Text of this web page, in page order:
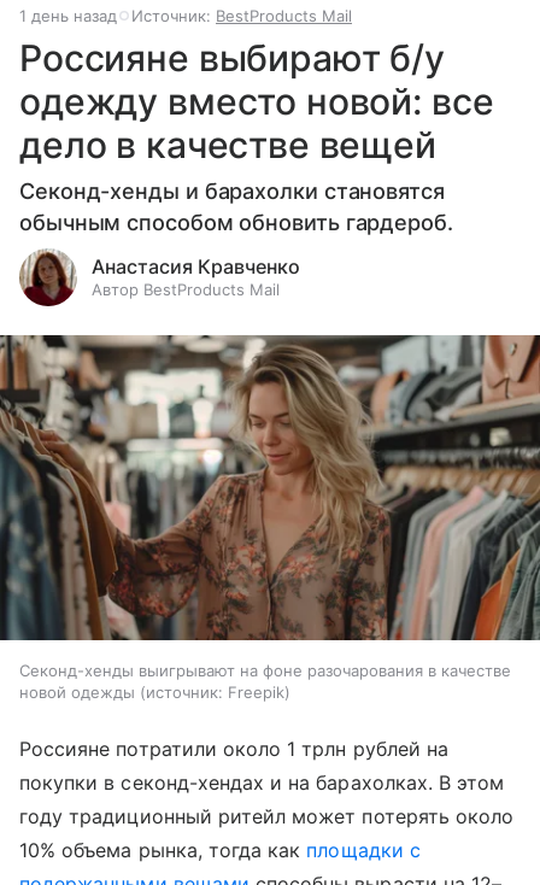
1 день назад Источник: BestProducts Mail
Россияне выбирают б/у
одежду вместо новой: все
дело в качестве вещей
Секонд-хенды и барахолки становятся
обычным способом обновить гардероб.
Анастасия Кравченко
Автор BestProducts Mail
Секонд-хенды выигрывают на фоне разочарования в качестве
новой одежды
источник: Freepik
Россияне потратили около 1 трлн рублей на
покупки в секонд-хендах и на барахолках. В этом
году традиционный ритейл может потерять около
10% объема рынка, тогда как площадки с